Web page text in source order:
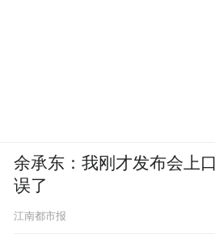
余承东：我刚才发布会上口
误了
江南都市报